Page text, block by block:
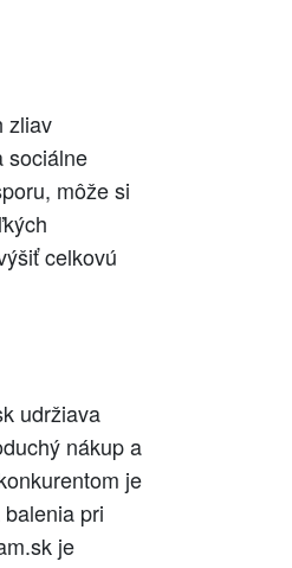
zliav
sociálne
môže si
celkovú
udržiava
nákup a
je
pri
je